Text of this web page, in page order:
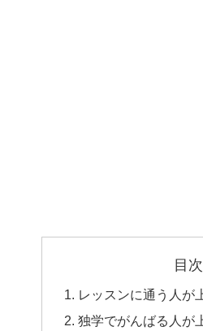
目次
レッスンに通う人が
独学でがんばる人が